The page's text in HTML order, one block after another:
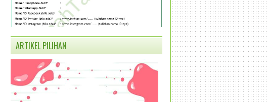
ARTIKEL PILIHAN